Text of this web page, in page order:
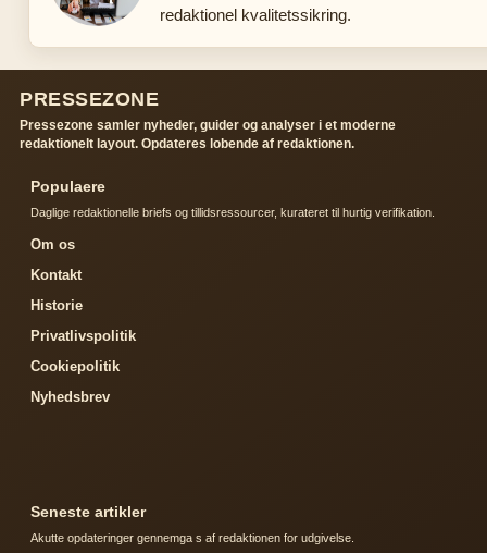
redaktionel kvalitetssikring.
PRESSEZONE
Pressezone samler nyheder, guider og analyser i et moderne
redaktionelt layout. Opdateres lobende af redaktionen.
Populaere
Daglige redaktionelle briefs og tillidsressourcer, kurateret til hurtig verifikation.
Om os
Kontakt
Historie
Privatlivspolitik
Cookiepolitik
Nyhedsbrev
Seneste artikler
Akutte opdateringer gennemga s af redaktionen for udgivelse.